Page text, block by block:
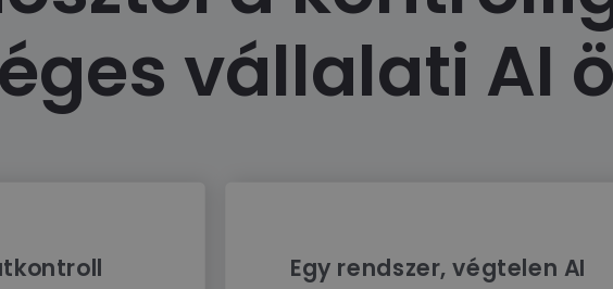
vállalati AI
Egy rendszer, végtelen AI